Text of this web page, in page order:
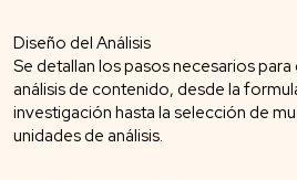
Diseño del Análisis
Se detallan los pasos necesarios
análisis de contenido, desde la
investigación hasta la selección de
unidades de análisis.